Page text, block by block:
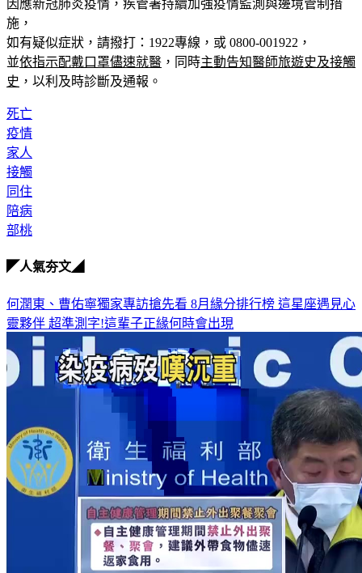
因應新冠肺炎疫情，疾管署持續加強疫情監測與邊境管制措
施，
如有疑似症狀，請撥打：1922專線，或 0800-001922，
並依指示配戴口罩儘速就醫 ，同時主動告知醫師旅遊史及接觸
史 ，以利及時診斷及通報。
死亡
疫情
家人
接觸
同住
陪病
部桃
◤人氣夯文◢
何潤東、曹佑寧獨家專訪搶先看 8月緣分排行榜 這星座遇見心
靈夥伴 超準測字!這輩子正緣何時會出現